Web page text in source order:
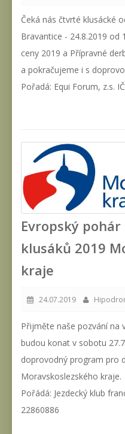
Čeká nás čtvrté klusácké
Bravantice - 24.8.2019 od
ceny 2019 a Přípravné
a pokračujeme i s
Pořadá: Equi Forum, z.s.
Evropský
klusáků 2019
kraje
24.07.2019
Přijměte naše pozvání na
budou konat v sobotu
doprovodný program pro
Moravskoslezského kraje.
Pořádá: Jezdecký klub
22860886